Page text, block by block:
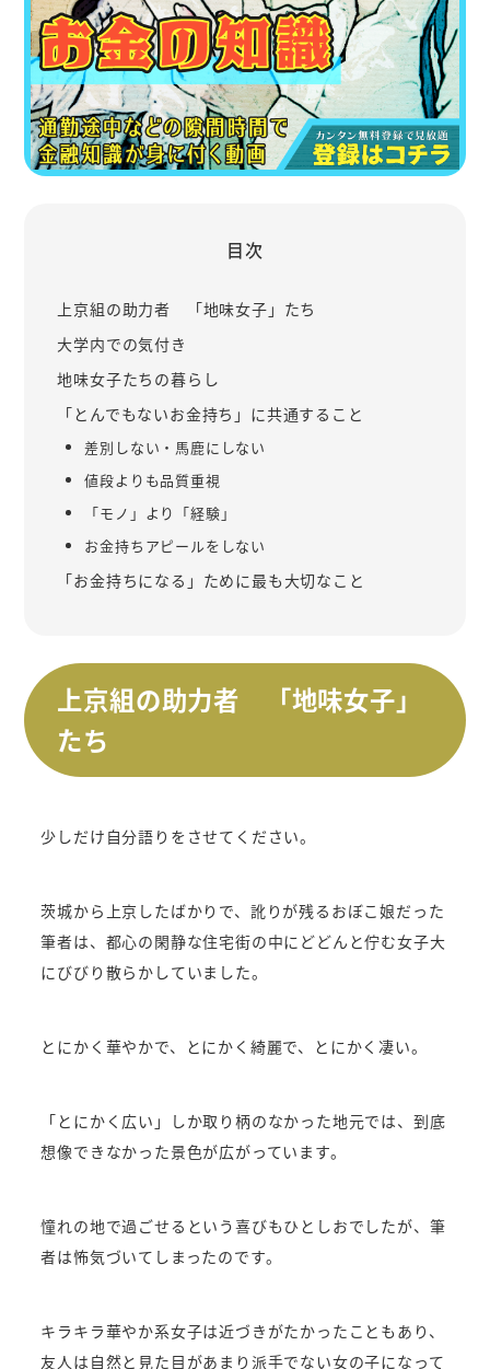
目次
上京組の助力者 「地味女子」たち
大学内での気付き
地味女子たちの暮らし
「とんでもないお金持ち」に共通すること
差別しない・馬鹿にしない
値段よりも品質重視
「モノ」より「経験」
お金持ちアピールをしない
「お金持ちになる」ために最も大切なこと
上京組の助力者 「地味女子」
たち
少しだけ自分語りをさせてください。
茨城から上京したばかりで、訛りが残るおぼこ娘だった
筆者は、都心の閑静な住宅街の中にどどんと佇む女子大
にびびり散らかしていました。
とにかく華やかで、とにかく綺麗で、とにかく凄い。
「とにかく広い」しか取り柄のなかった地元では、到底
想像できなかった景色が広がっています。
憧れの地で過ごせるという喜びもひとしおでしたが、筆
者は怖気づいてしまったのです。
キラキラ華やか系女子は近づきがたかったこともあり、
友人は自然と見た目があまり派手でない女の子になって